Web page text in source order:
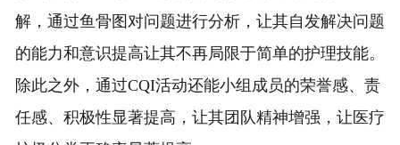
解，通过鱼骨图对问题进行分析，让其自发解决问题
的能力和意识提高让其不再局限于简单的护理技能。
除此之外，通过CQI活动还能小组成员的荣誉感、责
任感、积极性显著提高，让其团队精神增强，让医疗